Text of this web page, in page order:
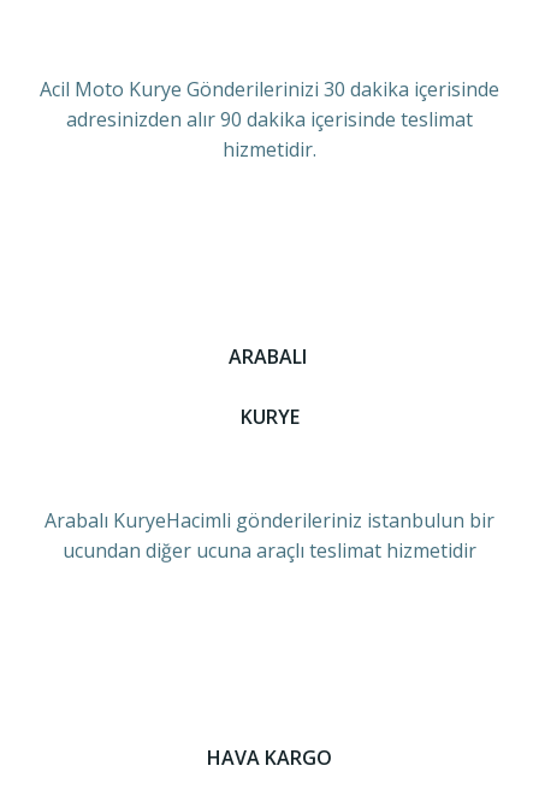
Acil Moto Kurye Gönderilerinizi 30 dakika içerisinde
adresinizden alır 90 dakika içerisinde teslimat
hizmetidir.
ARABALI
KURYE
Arabalı KuryeHacimli gönderileriniz istanbulun bir
ucundan diğer ucuna araçlı teslimat hizmetidir
HAVA KARGO